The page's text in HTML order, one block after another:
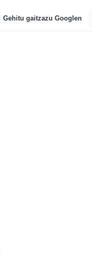
Gehitu gaitzazu Googlen